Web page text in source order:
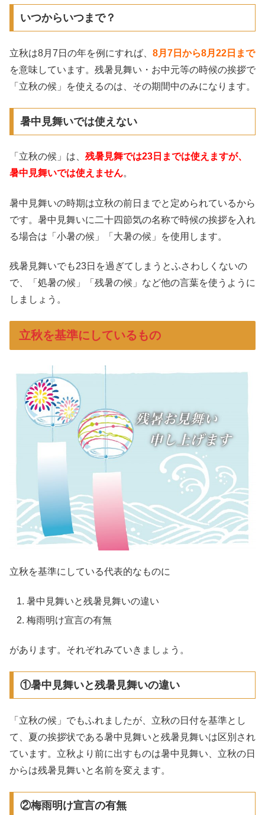
いつからいつまで？
立秋は8月7日の年を例にすれば、 8月7 日から8月22日まで
を意味しています。残暑見舞い・お中元等の時候の挨拶で
「立秋の候」を使えるのは、その期間中のみになります。
暑中見舞いでは使えない
「立秋の候」は、 残暑見舞では23日までは使えますが、
暑中見舞いでは使えません。
暑中見舞いの時期は立秋の前日までと定められているから
です。暑中見舞いに二十四節気の名称で時候の挨拶を入れ
る場合は「小暑の候」「大暑の候」を使用します。
残暑見舞いでも23日を過ぎてしまうとふさわしくないの
で、「処暑の候」「残暑の候」など他の言葉を使うように
しましょう。
立秋を基準にしているもの
立秋を基準にしている代表的なものに
暑中見舞いと残暑見舞いの違い
梅雨明け宣言の有無
があります。それぞれみていきましょう。
①暑中見舞いと残暑見舞いの違い
「立秋の候」でもふれましたが、立秋の日付を基準とし
て、夏の挨拶状である暑中見舞いと残暑見舞いは区別され
ています。立秋より前に出すものは暑中見舞い、立秋の日
からは残暑見舞いと名前を変えます。
②梅雨明け宣言の有無